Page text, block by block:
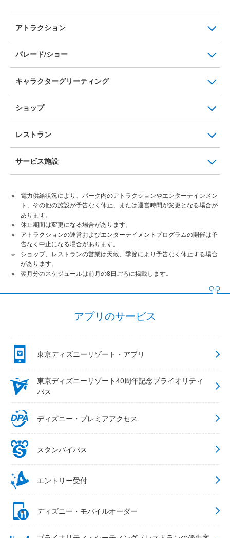
アトラクション
パレード/ショー
キャラクターグリーティング
ショップ
レストラン
サービス施設
電力供給状況により、パーク内のアトラクションやエンターテインメン
ト、その他の施設が予告なく休止、または運営時間が変更となる場合が
あります。
休止期間は変更になる場合があります。
アトラクションの運営およびエンターテイメントプログラムの開催は予
告なく中止になる場合があります。
ショップ、レストランの営業は天候、季節により予告なく休止する場合
があります。
翌月分のスケジュールは前月の8日ごろに掲載します。
アプリのサービス
東京ディズニーリゾート・アプリ
東京ディズニーリゾート40周年記念プライオリティ
パス
ディズニー・プレミアアクセス
スタンバイパス
エントリー受付
ディズニー・モバイルオーダー